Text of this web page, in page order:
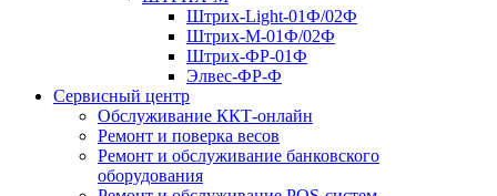
Штрих-Light-01Ф/02Ф
Штрих-М-01Ф/02Ф
Штрих-ФР-01Ф
Элвес-ФР-Ф
Сервисный центр
Обслуживание ККТ-онлайн
Ремонт и поверка весов
Ремонт и обслуживание банковского
оборудования